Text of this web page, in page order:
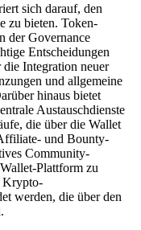
sich darauf, den
zu bieten. Token-
der Governance
Entscheidungen
Integration neuer
und allgemeine
hinaus bietet
Austauschdienste
die über die Wallet
und Bounty-
Community-
Plattform zu
Krypto-
werden, die über den